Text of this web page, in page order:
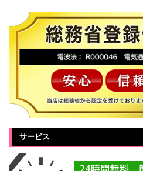
サービス